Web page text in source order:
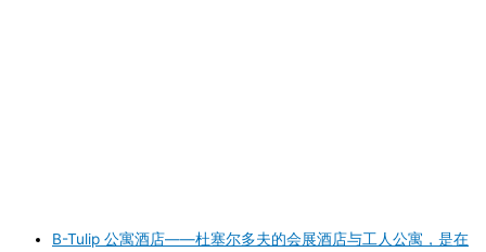
B-Tulip 公寓酒店——杜塞尔多夫的会展酒店与工人公寓，是在